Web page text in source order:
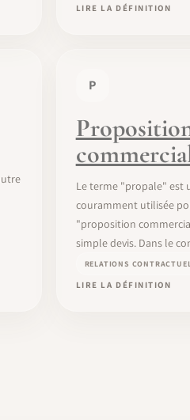
LIRE LA DÉFINITION
P
Le terme "propale" est
couramment utilisée
"proposition
simple devis. Dans le
RELATIONS
LIRE LA DÉFINITION